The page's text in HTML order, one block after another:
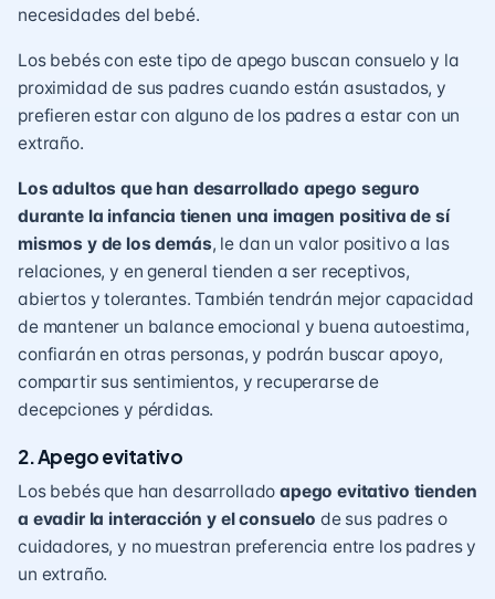
necesidades del bebé.
Los bebés con este tipo de apego buscan consuelo y la
proximidad de sus padres cuando están asustados, y
prefieren estar con alguno de los padres a estar con un
extraño.
Los adultos que han desarrollado apego seguro
durante la infancia tienen una imagen positiva de sí
mismos y de los demás, le dan un valor positivo a las
relaciones, y en general tienden a ser receptivos,
abiertos y tolerantes. También tendrán mejor capacidad
de mantener un balance emocional y buena autoestima,
confiarán en otras personas, y podrán buscar apoyo,
compartir sus sentimientos, y recuperarse de
decepciones y pérdidas.
2.Apego evitativo
Los bebés que han desarrolladoapego evitativo tienden
a evadir la interacción y el consuelo de sus padres o
cuidadores, y no muestran preferencia entre los padres y
un extraño.